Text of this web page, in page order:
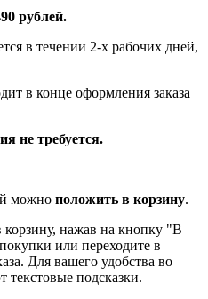
рублей.
в течении 2-х рабочих дней,
в конце оформления заказа
не требуется.
можно положить в корзину.
нажав на кнопку "В
или переходите в
Для вашего удобства во
текстовые подсказки.